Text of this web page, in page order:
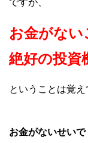
ですが、
お金がない
絶好の投資
ということは覚え
お金がないせいで